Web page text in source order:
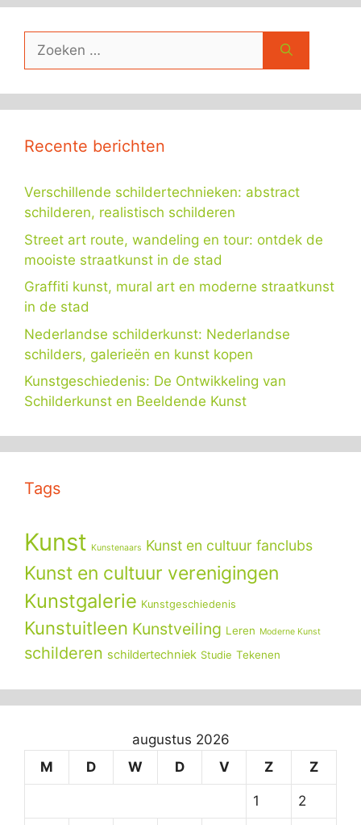
Zoek
Recente berichten
Verschillende schildertechnieken: abstract
schilderen, realistisch schilderen
Street art route, wandeling en tour: ontdek de
mooiste straatkunst in de stad
Graffiti kunst, mural art en moderne straatkunst
in de stad
Nederlandse schilderkunst: Nederlandse
schilders, galerieën en kunst kopen
Kunstgeschiedenis: De Ontwikkeling van
Schilderkunst en Beeldende Kunst
Tags
Kunst Kunstenaars Kunst en cultuur fanclubs
Kunst en cultuur verenigingen
Kunstgalerie Kunstgeschiedenis
Kunstuitleen Kunstveiling Leren Moderne Kunst
schilderen schildertechniek Studie Tekenen
augustus 2026
M
D W D V Z Z
1 2